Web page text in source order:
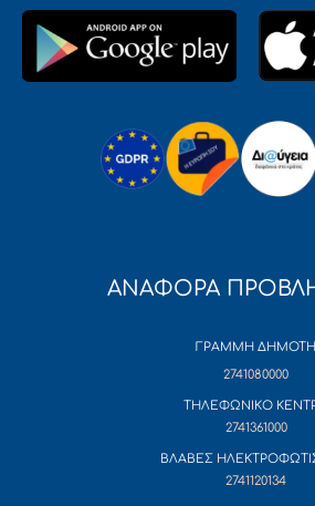
ΑΝΑΦΟΡΑ
ΓΡΑΜΜΗ ΔΗΜΟΤΗ
2741080000
ΤΗΛΕΦΩΝΙΚΟ
2741361000
ΒΛΑΒΕΣ
2741120134